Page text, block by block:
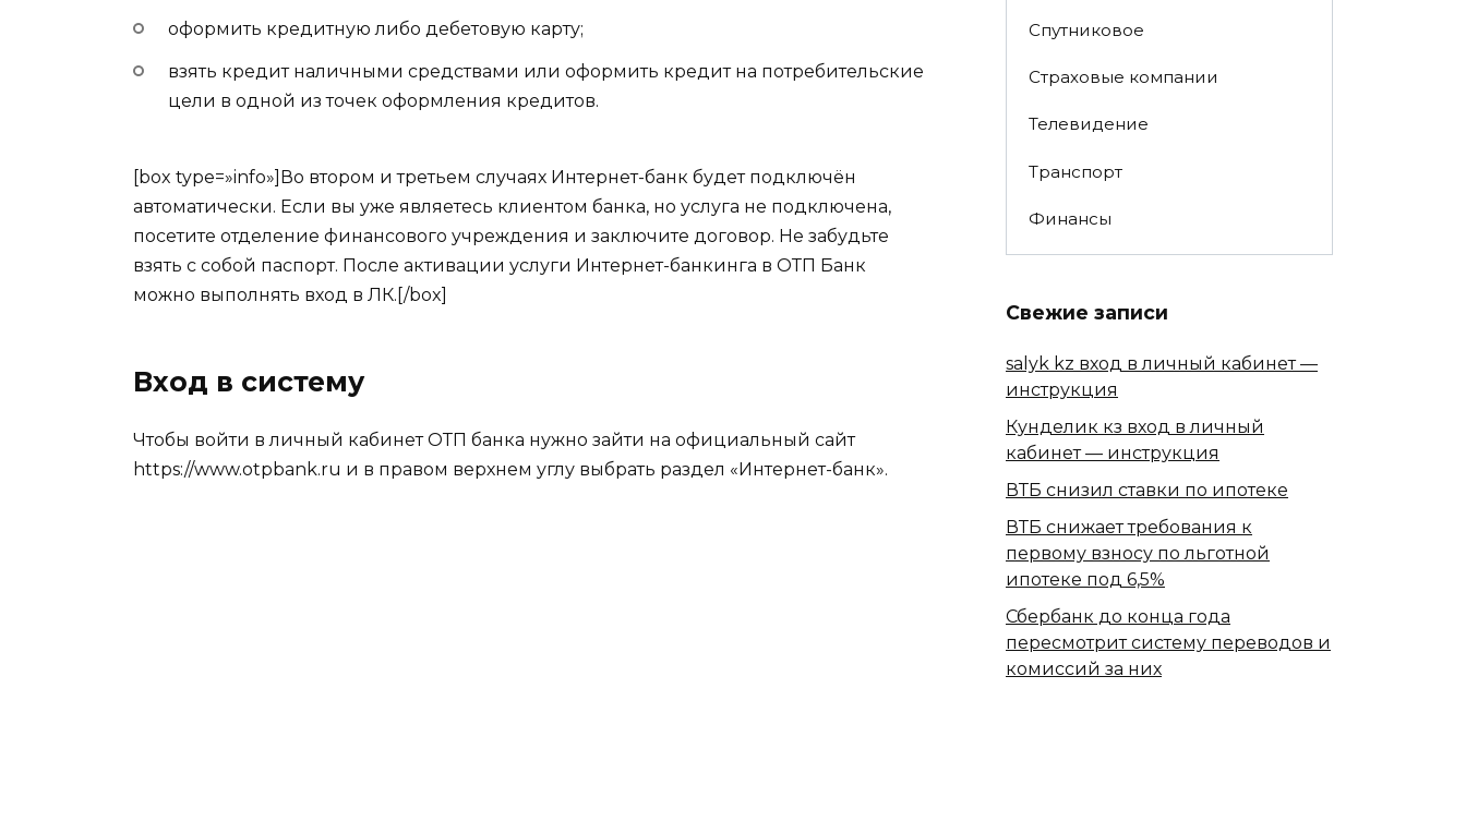
оформить кредитную либо дебетовую карту;
взять кредит наличными средствами или оформить кредит на потребительские
цели в одной из точек оформления кредитов.
[box type=»info»]Во втором и третьем случаях Интернет-банк будет подключён
автоматически. Если вы уже являетесь клиентом банка, но услуга не подключена,
посетите отделение финансового учреждения и заключите договор. Не забудьте
взять с собой паспорт. После активации услуги Интернет-банкинга в ОТП Банк
можно выполнять вход в ЛК.[/box]
Вход в систему
Чтобы войти в личный кабинет ОТП банка нужно зайти на официальный сайт
https://www.otpbank.ru и в правом верхнем углу выбрать раздел «Интернет-банк».
Спутниковое
Страховые компании
Телевидение
Транспорт
Финансы
Свежие записи
salyk kz вход в личный кабинет —
инструкция
Кунделик кз вход в личный
кабинет — инструкция
ВТБ снизил ставки по ипотеке
ВТБ снижает требования к
первому взносу по льготной
ипотеке под 6,5%
Сбербанк​ до конца года
пересмотрит систему переводов и
комиссий за них